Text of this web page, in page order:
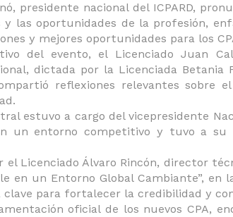
presidente nacional del ICPARD,
las oportunidades de la profesión,
y mejores oportunidades para los
del evento, el Licenciado Juan
dictada por la Licenciada Betania
reflexiones relevantes sobre
estuvo a cargo del vicepresidente
un entorno competitivo y tuvo a su
Licenciado Álvaro Rincón, director
en un Entorno Global Cambiante”,
para fortalecer la credibilidad y
oficial de los nuevos CPA,